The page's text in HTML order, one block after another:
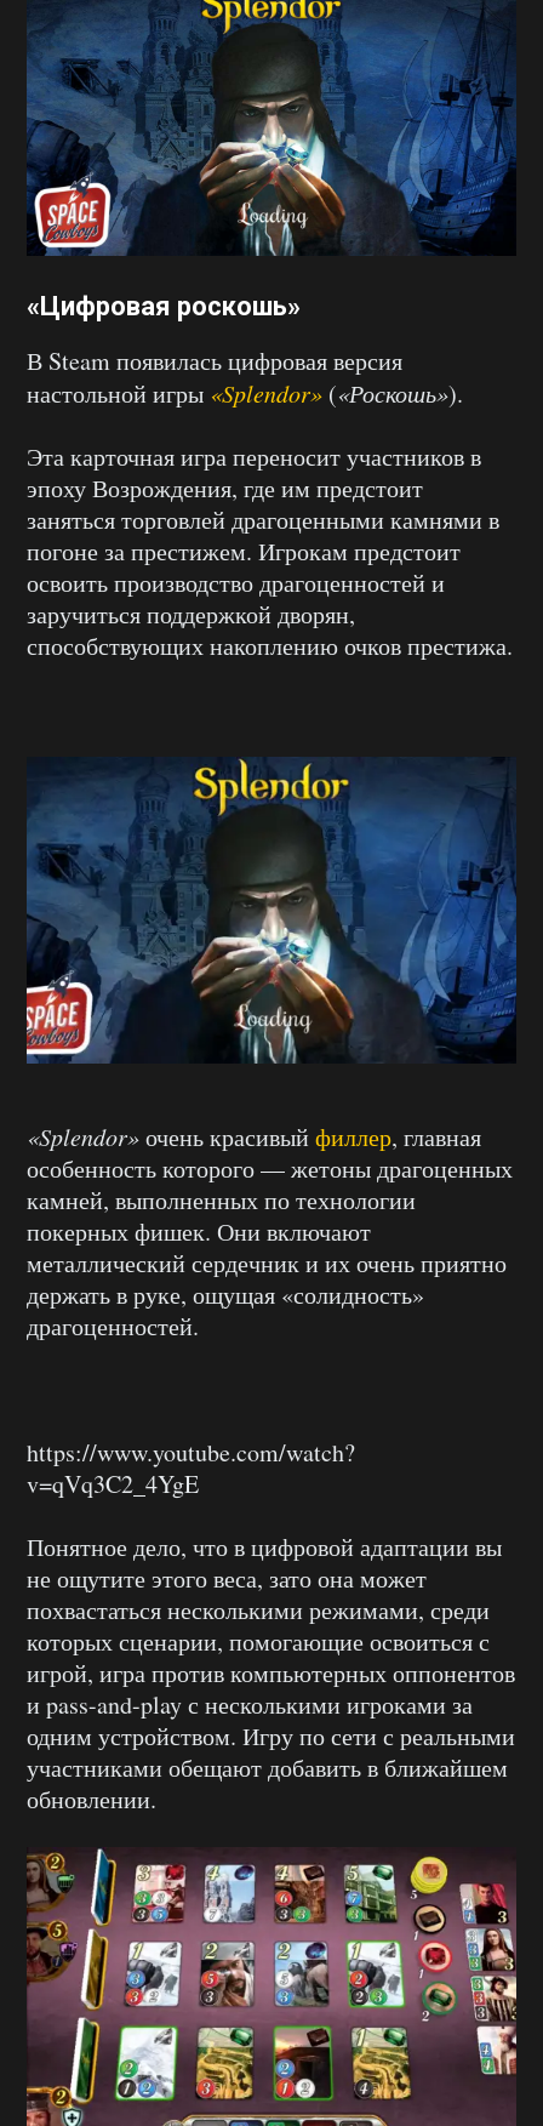
«Цифровая роскошь»
В Steam появилась цифровая версия
настольной игры «Splendor» («Роскошь»).
Эта карточная игра переносит участников в
эпоху Возрождения, где им предстоит
заняться торговлей драгоценными камнями в
погоне за престижем. Игрокам предстоит
освоить производство драгоценностей и
заручиться поддержкой дворян,
способствующих накоплению очков престижа.
«Splendor»очень красивый филлер, главная
особенность которого — жетоны драгоценных
камней, выполненных по технологии
покерных фишек. Они включают
металлический сердечник и их очень приятно
держать в руке, ощущая «солидность»
драгоценностей.
https://www.youtube.com/watch?
v=qVq3C2_4YgE
Понятное дело, что в цифровой адаптации вы
не ощутите этого веса, зато она может
похвастаться несколькими режимами, среди
которых сценарии, помогающие освоиться с
игрой, игра против компьютерных оппонентов
и pass-and-play с несколькими игроками за
одним устройством. Игру по сети с реальными
участниками обещают добавить в ближайшем
обновлении.